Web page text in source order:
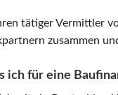
tätiger Vermittler
zusammen
ich für eine